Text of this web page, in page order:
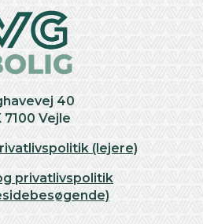
40
7100 Vejle
(lejere)
privatlivspolitik